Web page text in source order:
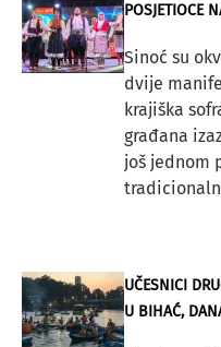
POSJETIOCE
Sinoć su
dvije
krajiška
građana
još jednom
UČESNICI
U BIHAĆ,